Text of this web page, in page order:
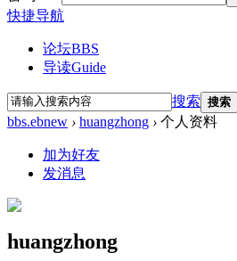
快捷导航
论坛BBS
导读Guide
搜索 搜索
bbs.ebnew › huangzhong › 个人资料
加为好友
发消息
huangzhong